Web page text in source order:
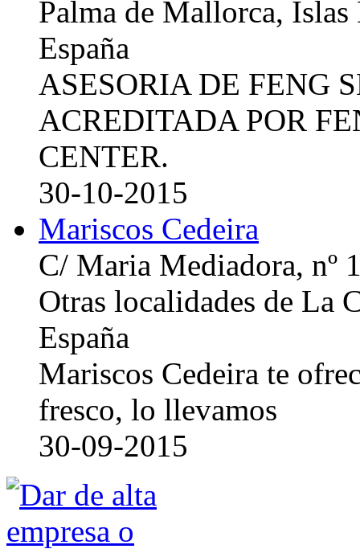
Palma de Mallorca, Islas
España
ASESORIA DE FENG
ACREDITADA POR
CENTER.
30-10-2015
Mariscos Cedeira
C/ Maria Mediadora, nº
Otras localidades de La
España
Mariscos Cedeira te
fresco, lo llevamos
30-09-2015